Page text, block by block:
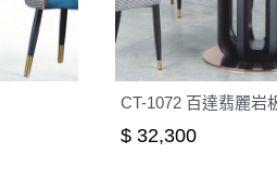
CT-1072 百達翡麗岩
$ 32,300